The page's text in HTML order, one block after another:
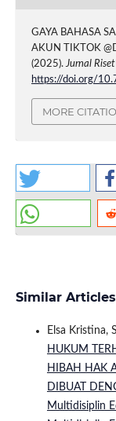
GAYA BAHASA
AKUN TIKTOK
(2025).Jurnal
https://doi.org/
MORE
Similar Articles
Elsa Kristina,
HUKUM
HIBAH HAK
DIBUAT
Multidisiplin